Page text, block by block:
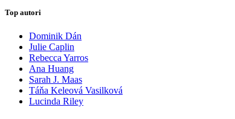
Top autori
Dominik Dán
Julie Caplin
Rebecca Yarros
Ana Huang
Sarah J. Maas
Táňa Keleová Vasilková
Lucinda Riley